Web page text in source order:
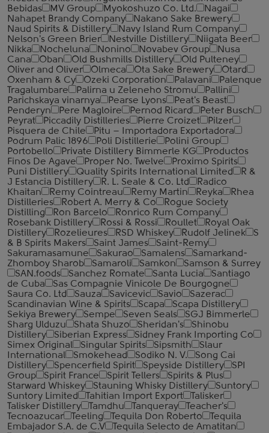
Bebidas
MV Group Myokoshuzo Co. Ltd.
Nagai
Nahapet Brandy Company
Nakano Sake Brewery
Naud Spirits & Distillery
Navy Island Rum Company
Nelson's Green Brier
Nestville Distillery
Niigata Beer
Nikka
Nocheluna Nonino Novabev Group
Nusa
Cana
Oban Old Bushmills Distillery
Old Pulteney
Oliver and Oliver
Olmeca Ota Sake Brewery
Otard
Oxenham & Cy
Ozeki Corporation Palavani
Palenque
Tragalumbare
Palirna u Zeleneho Stromu
Pallini
Parichskaya vinarnya
Pearse Lyons
Peat's Beast
Penderyn
Pere Magloire Pernod Ricard
Peter Busch
Peyrat
Piccadily Distilleries Pierre Croizet
Pilzer
Pisquera de Chile
Pitu – Importadora Exportadora
Podrum Palic 1896
Poli Distillerie
Polini Group
Portobello
Private Distillery Bimmerle KG
Productos
Finos De Agave
Proper No. Twelve
Proximo Spirits
Puni Distillery
Quality Spirits International Limited
R &
J Estancia Distillery
R. L. Seale & Co. Ltd
Radico
Khaitan
Remy Cointreau Remy Martin Reyka
Rhea
Distilleries
Robert A. Merry & Co
Rogue Society
Distilling
Ron Barcelo
Ronrico Rum Company
Rosebank Distillery
Rossi & Rossi Roullet
Royal Oak
Distillery
Rozelieures RSD Whiskey Rudolf Jelinek
S
& B Spirits Makers
Saint James
Saint-Remy
Sakuramasamune
Sakurao Samalens
Samarkand-
Zhomboy Sharob
Samaroli Samkon
Samson & Surrey
SAN.foods
Sanchez Romate Santa Lucia
Santiago
de Cuba
Sas Compagnie Vinicole De Bourgogne
Saura Co. Ltd
Sauza Savicevic Savio
Sazerac
Scandinavian Wine & Spirits
Scapa
Scapa Distillery
Sekiya Brewery
Sempe Seven Seals
SGJ Bimmerle
Sharg Ulduzu
Shata Shuzo Sheridan's
Shinobu
Distillery
Siberian Express
Sidney Frank Importing Co
Simex Original
Singular Spirits Sipsmith
Slaur
International
Smokehead Sodiko N. V.
Song Cai
Distillery
Spencerfield Spirit Speyside Distillery
SPI
Group
Spirit France Spirit Tellers
Spirits & Plus
Starward Whiskey
Stauning Whisky Distillery
Suntory
Suntory Limited
Tahitian Import Export
Talisker
Talisker Distillery
Tamdhu Tanqueray
Teacher's
Tecnoazucar
Teeling Tequila Don Roberto
Tequila
Embajador S.A. de C.V
Tequila Selecto de Amatitan